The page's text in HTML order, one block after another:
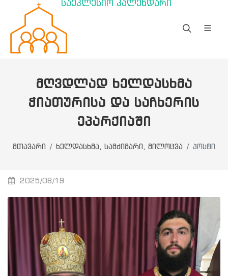
საეკლესიო კალენდარი
ᲛᲦᲕᲓᲚᲐᲓ ᲮᲔᲚᲓᲐᲡᲮᲛᲐ
ᲭᲘᲐᲗᲣᲠᲘᲡᲐ ᲓᲐ ᲡᲐᲩᲮᲔᲠᲘᲡ
ᲔᲞᲐᲠᲥᲘᲐᲨᲘ
მთავარი ხელდასხმა, სამძიმარი, მილოცვა პოსტი
2025/08/19